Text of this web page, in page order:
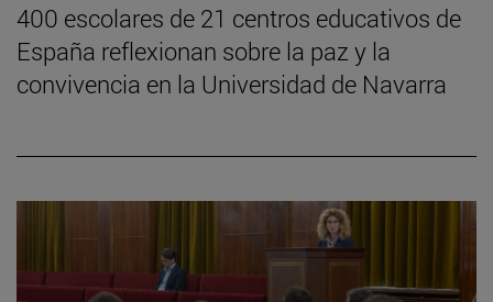
400 escolares de 21 centros educativos de
España reflexionan sobre la paz y la
convivencia en la Universidad de Navarra